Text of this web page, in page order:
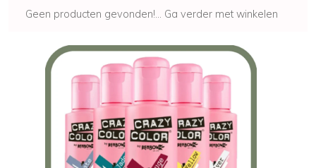
Geen producten gevonden!... Ga verder met winkelen